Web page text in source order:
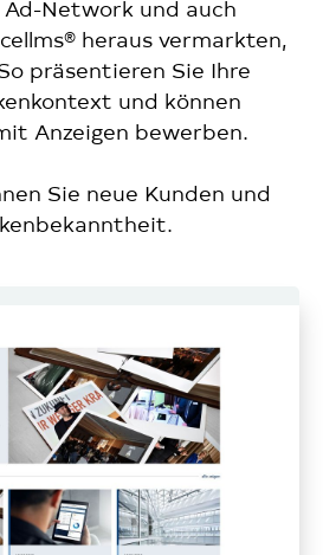
Network und auch
heraus vermarkten,
präsentieren Sie Ihre
und können
Anzeigen bewerben.
Sie neue Kunden und